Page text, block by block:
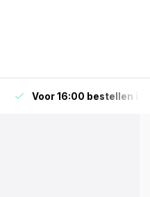
Voor 16:00 bestellen is